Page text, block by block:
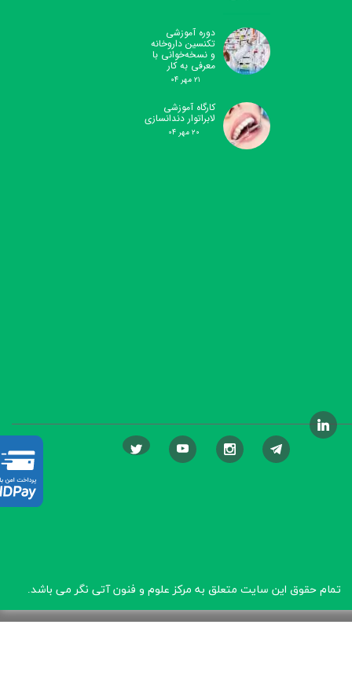
دوره آموزشی
تکنسین داروخانه
و نسخه‌خوانی با
معرفی به کار
۲۱ مهر ۰۴
کارگاه آموزشی
لابراتوار دندانسازی
۲۰ مهر ۰۴
تمام حقوق این سایت متعلق به مرکز علوم و فنون آتی نگر می باشد.